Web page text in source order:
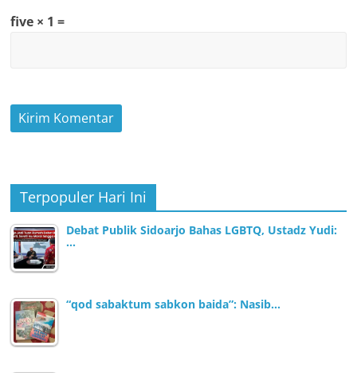
five × 1 =
Terpopuler Hari Ini
Debat Publik Sidoarjo Bahas LGBTQ, Ustadz Yudi:
…
“qod sabaktum sabkon baida”: Nasib…